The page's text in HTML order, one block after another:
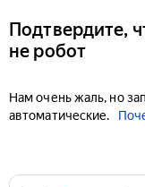
Подтвердите,
не робот
Нам очень жаль, но
автоматические.